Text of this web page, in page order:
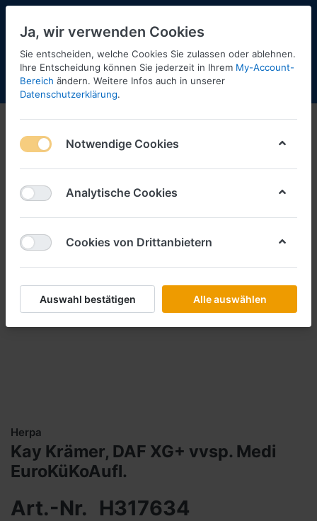
Menü Anmelden Shopaktualisierung
Herpa
Kay Krämer, DAF XG+ vvsp. Medi
EuroKüKoAufl.
Art.-Nr. H317634
Ja, wir verwenden Cookies
Sie entscheiden, welche Cookies Sie zulassen oder ablehnen.
Ihre Entscheidung können Sie jederzeit in Ihrem My-Account-
Bereich ändern. Weitere Infos auch in unserer
Datenschutzerklärung.
Notwendige Cookies
Analytische Cookies
Cookies von Drittanbietern
Auswahl bestätigen Alle auswählen